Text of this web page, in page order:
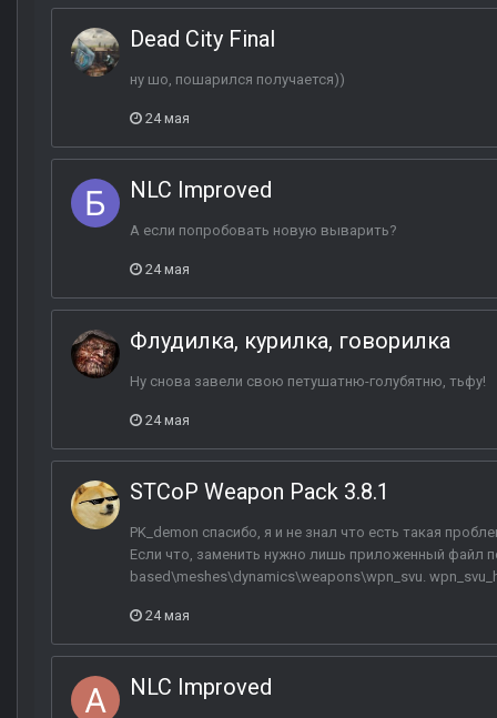
Dead City Final
ну шо, пошарился получается))
24 мая
NLC Improved
А если попробовать новую выварить?
24 мая
Флудилка, курилка, говорилка
Ну снова завели свою петушатню-голубятню, тьфу!
24 мая
STCoP Weapon Pack 3.8.1
PK_demon спасибо, я и не знал что есть такая
Если что, заменить нужно лишь приложенный файл
based\meshes\dynamics\weapons\wpn_svu.
24 мая
NLC Improved